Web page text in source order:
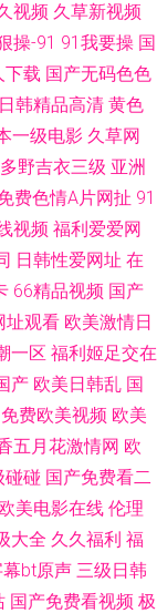
视频 久草新视频
操-91 91我要操 国
下载 国产无码色色
日韩精品高清 黄色
一级电影 久草网
野吉衣三级 亚洲
费色情A片网扯 91
视频 福利爱爱网
日韩性爱网址 在
66精品视频 国产
址观看 欧美激情日
一区 福利姬足交在
产 欧美日韩乱 国
免费欧美视频 欧美
五月花激情网 欧
碰碰 国产免费看二
欧美电影在线 伦理
大全 久久福利 福
bt原声 三级日韩
国产免费看视频 极